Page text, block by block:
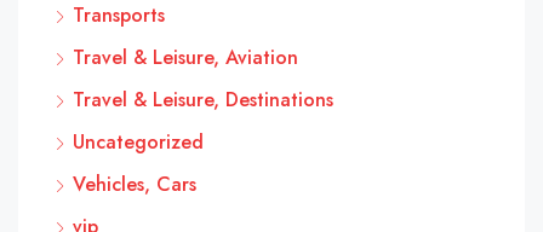
Transports
Travel & Leisure, Aviation
Travel & Leisure, Destinations
Uncategorized
Vehicles, Cars